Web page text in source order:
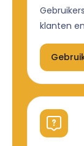
klanten